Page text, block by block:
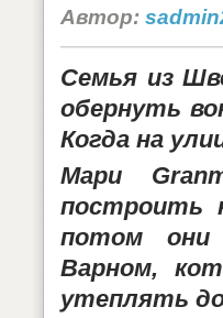
Автор:
Семья из
обернуть
Когда на
Мари
построить
потом они
Варном,
утеплять